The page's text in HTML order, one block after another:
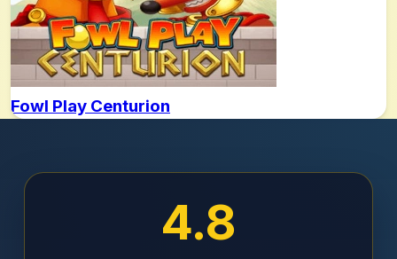
Fowl Play Centurion
4.8